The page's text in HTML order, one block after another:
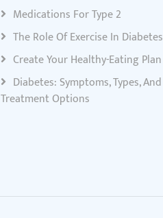
Medications For Type 2
The Role Of Exercise In Diabetes
Create Your Healthy-Eating Plan
Diabetes: Symptoms, Types, And
Treatment Options